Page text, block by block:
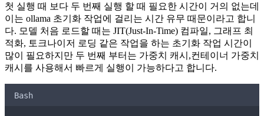
첫 실행 때 보다 두 번째 실행 할 때 필요한 시간이 거의 없는데
이는 ollama 초기화 작업에 걸리는 시간 유무 때문이라고 합니
다. 모델 처음 로드할 때는 JIT(Just‑In‑Time) 컴파일, 그래프 최
적화, 토크나이저 로딩 같은 작업을 하는 초기화 작업 시간이
많이 필요하지만 두 번째 부터는 가중치 캐시,컨테이너 가중치
캐시를 사용해서 빠르게 실행이 가능하다고 합니다.
Bash